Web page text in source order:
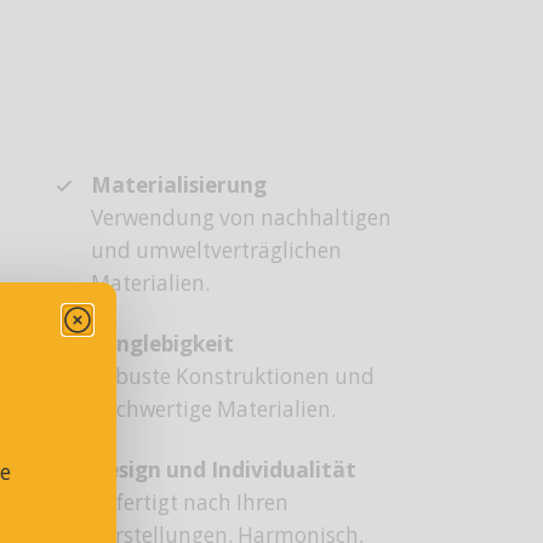
Materialisierung
Verwendung von nachhaltigen
und umweltverträglichen
Materialien.
Langlebigkeit
Robuste Konstruktionen und
hochwertige Materialien.
Design und Individualität
Gefertigt nach Ihren
Vorstellungen. Harmonisch,